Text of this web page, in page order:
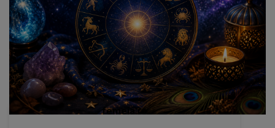
femeia.ro